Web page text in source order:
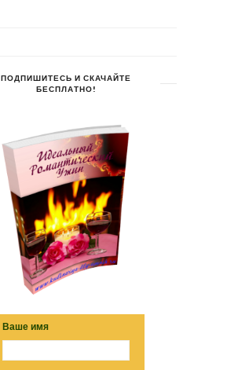
ПОДПИШИТЕСЬ И СКАЧАЙТЕ
БЕСПЛАТНО!
Ваше имя